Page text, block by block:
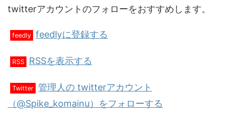
twitterアカウントのフォローをおすすめします。
feedly feedlyに登録する
RSS RSSを表示する
Twitter 管理人の twitterアカウント
（@Spike_komainu）をフォローする